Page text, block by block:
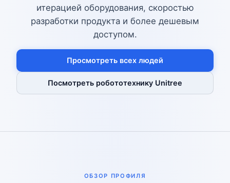
итерацией оборудования, скоростью
разработки продукта и более дешевым
доступом.
Просмотреть всех людей
Посмотреть робототехнику Unitree
ОБЗОР ПРОФИЛЯ